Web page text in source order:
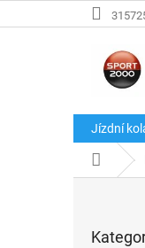
na
Jízdní
Domů
kategorie